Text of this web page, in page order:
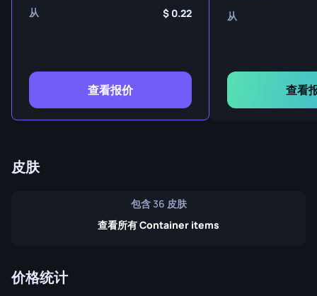
从 0.22
查看报价
从
查看
皮肤
包含 36 皮肤
查看所有 Container items
价格统计